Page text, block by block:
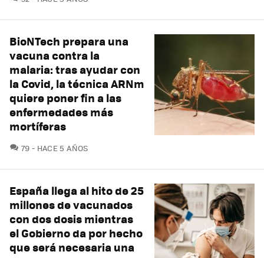
BioNTech prepara una
vacuna contra la
malaria: tras ayudar con
la Covid, la técnica ARNm
quiere poner fin a las
enfermedades más
mortíferas
79 COMENTARIOS
HACE 5 AÑOS
España llega al hito de 25
millones de vacunados
con dos dosis mientras
el Gobierno da por hecho
que será necesaria una